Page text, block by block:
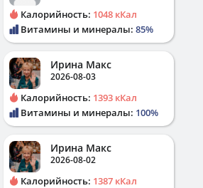
Калорийность: 1048 кКал
Витамины и минералы: 85%
Ирина Макс
2026-08-03
Калорийность: 1393 кКал
Витамины и минералы: 100%
Ирина Макс
2026-08-02
Калорийность: 1387 кКал